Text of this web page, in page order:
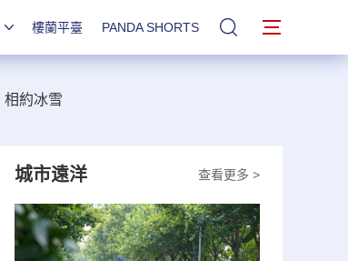
樓蘭平臺 PANDA SHORTS 站內搜索
相約冰雪
查看更多 >
城市遠洋